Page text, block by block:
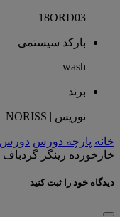
18ORD03
بارکد سیستمی
wash
برند
نوریس | NORISS
خانه پارچه دورس دورس
خارخورده رینگر
دیدگاه خود را ثبت کنید